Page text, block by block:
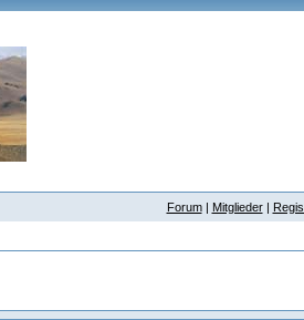
Forum| Mitglieder|